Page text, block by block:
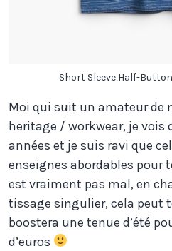
Short Sleeve Half-
Moi qui suit un amateur de
heritage / workwear, je vois
années et je suis ravi que
enseignes abordables pour
est vraiment pas mal, en
tissage singulier, cela peut
boostera une tenue d’été
d’euros